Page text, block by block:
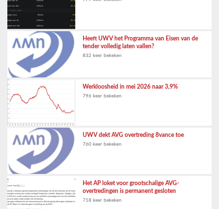
Heeft UWV het Programma van Eisen van de
tender volledig laten vallen?
832 keer bekeken
Werkloosheid in mei 2026 naar 3,9%
796 keer bekeken
UWV dekt AVG overtreding 8vance toe
760 keer bekeken
Het AP loket voor grootschalige AVG-
overtredingen is permanent gesloten
718 keer bekeken